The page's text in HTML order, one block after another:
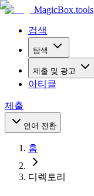
MagicBox.tools
검색
탐색
제출 및 광고
아티클
제출
언어 전환
홈
디렉토리